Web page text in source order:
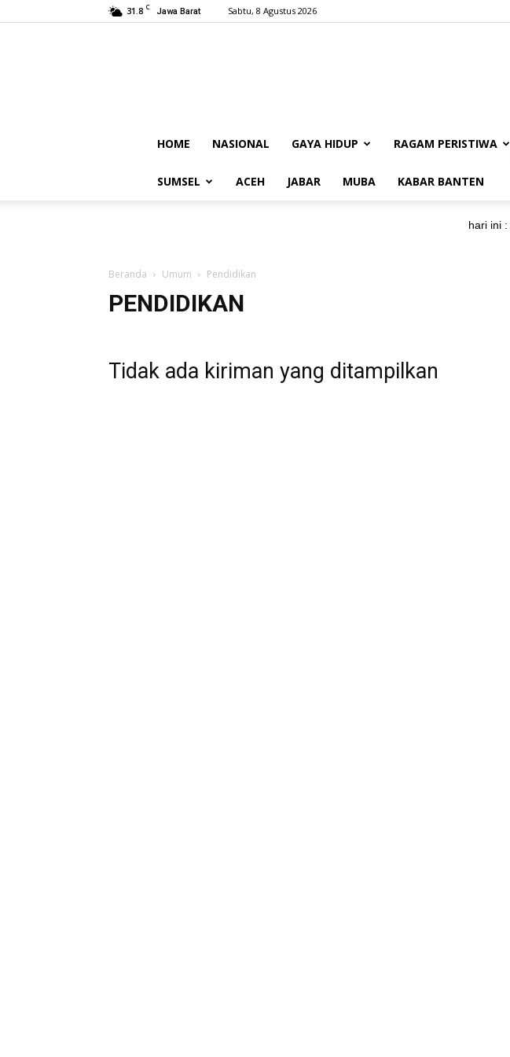
31.8 C Jawa Barat Sabtu, 8 Agustus 2026
HOME NASIONAL GAYA HIDUP RAGAM PERISTIWA
SUMSEL ACEH JABAR MUBA KABAR BANTEN
hari ini :
Beranda Umum Pendidikan
PENDIDIKAN
Tidak ada kiriman yang ditampilkan